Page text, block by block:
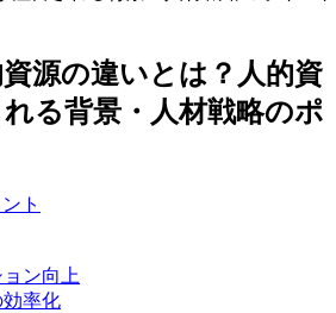
源の違いとは？人的資
る背景・人材戦略のポ
ト
ン向上
率化